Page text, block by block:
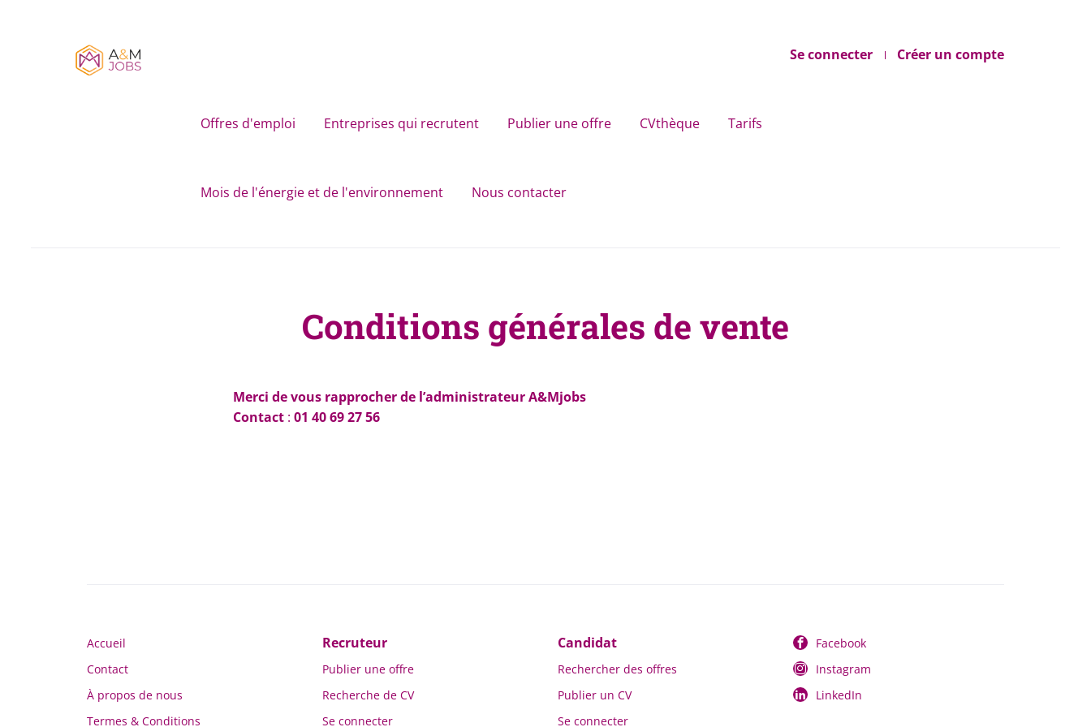
Se connecter Créer un compte
Offres d'emploi Entreprises qui recrutent Publier une offre CVthèque Tarifs
Mois de l'énergie et de l'environnement Nous contacter
Conditions générales de vente
Merci de vous rapprocher de l’administrateur A&Mjobs
Contact : 01 40 69 27 56
Accueil
Contact
À propos de nous
Termes & Conditions
Recruteur
Publier une offre
Recherche de CV
Se connecter
Candidat
Rechercher des offres
Publier un CV
Se connecter
Facebook
Instagram
LinkedIn